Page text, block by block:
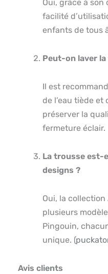
Oui, grâce à
facilité
enfants de tous
Peut-on laver
Il est
de l’eau tiède
préserver la
fermeture éclair.
La trousse est-
designs ?
Oui, la
plusieurs
Pingouin,
unique. (
Avis clients